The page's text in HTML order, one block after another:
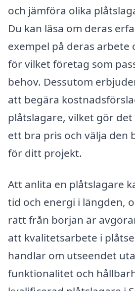
och jämföra olika
Du kan läsa om deras
exempel på deras arbete
för vilket företag som
behov. Dessutom
att begära
plåtslagare, vilket gör
ett bra pris och välja den
för ditt projekt.
Att anlita en plåtslagare
tid och energi i längden,
rätt från början är
att kvalitetsarbete i
handlar om utseendet
funktionalitet och